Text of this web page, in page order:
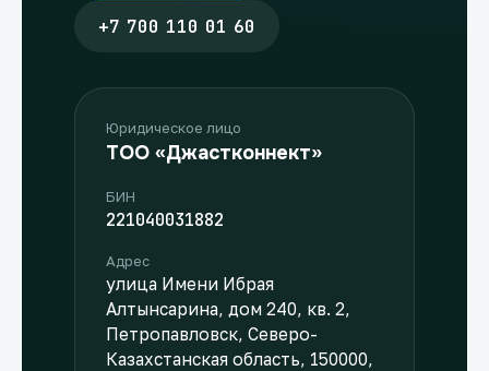
+7 700 110 01 60
Юридическое лицо
ТОО «Джастконнект»
БИН
221040031882
Адрес
улица Имени Ибрая
Алтынсарина, дом 240, кв. 2,
Петропавловск, Северо-
Казахстанская область, 150000,